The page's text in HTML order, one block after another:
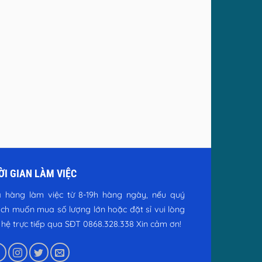
GIAN LÀM VIỆC
hàng làm việc từ 8-19h hàng ngày, nếu quý
muốn mua số lượng lớn hoặc đặt sỉ vui lòng
trực tiếp qua SĐT 0868.328.338 Xin cảm ơn!